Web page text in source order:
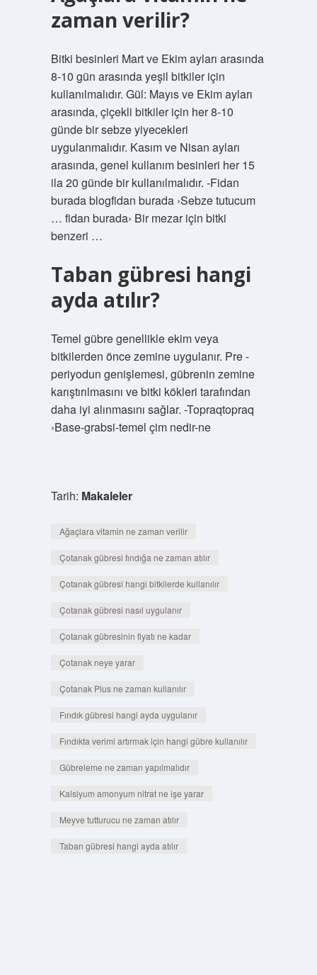
zaman verilir?
Bitki besinleri Mart ve Ekim ayları arasında
8-10 gün arasında yeşil bitkiler için
kullanılmalıdır. Gül: Mayıs ve Ekim ayları
arasında, çiçekli bitkiler için her 8-10
günde bir sebze yiyecekleri
uygulanmalıdır. Kasım ve Nisan ayları
arasında, genel kullanım besinleri her 15
ila 20 günde bir kullanılmalıdır. -Fidan
burada blogfidan burada ›Sebze tutucum
… fidan burada› Bir mezar için bitki
benzeri …
Taban gübresi hangi
ayda atılır?
Temel gübre genellikle ekim veya
bitkilerden önce zemine uygulanır. Pre -
periyodun genişlemesi, gübrenin zemine
karıştırılmasını ve bitki kökleri tarafından
daha iyi alınmasını sağlar. -Topraqtopraq
›Base-grabsi-temel çim nedir-ne
Tarih: Makaleler
Ağaçlara vitamin ne zaman verilir
Çotanak gübresi fındığa ne zaman atılır
Çotanak gübresi hangi bitkilerde kullanılır
Çotanak gübresi nasıl uygulanır
Çotanak gübresinin fiyatı ne kadar
Çotanak neye yarar
Çotanak Plus ne zaman kullanılır
Fındık gübresi hangi ayda uygulanır
Fındıkta verimi artırmak için hangi gübre kullanılır
Gübreleme ne zaman yapılmalıdır
Kalsiyum amonyum nitrat ne işe yarar
Meyve tutturucu ne zaman atılır
Taban gübresi hangi ayda atılır